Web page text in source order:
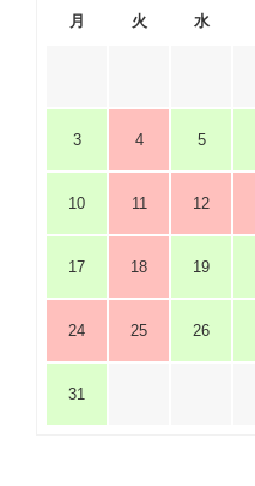
月 火 水
3 4 5
10 11 12
17 18 19
24 25 26
31